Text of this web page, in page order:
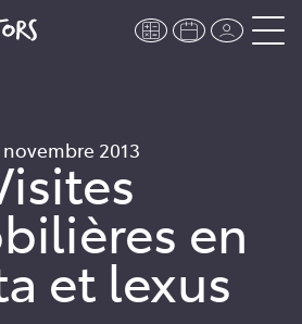
novembre 2013
en
et lexus